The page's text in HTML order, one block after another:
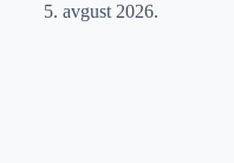
5. avgust 2026.